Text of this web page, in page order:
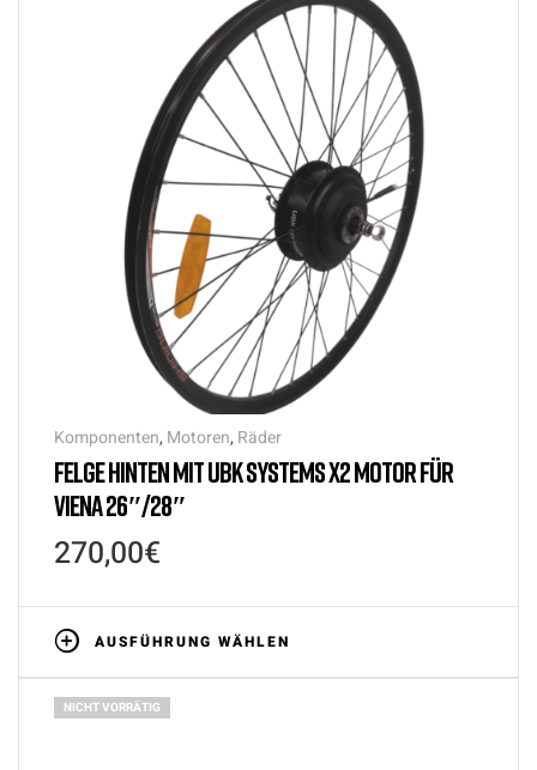
Komponenten, Motoren, Räder
FELGE HINTEN MIT UBK SYSTEMS X2 MOTOR FÜR
VIENA 26″/28″
270,00€
AUSFÜHRUNG WÄHLEN
NICHT VORRÄTIG